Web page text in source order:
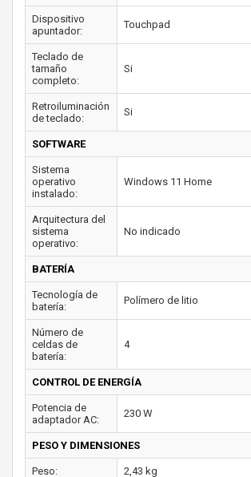
Dispositivo
apuntador:
Touchpad
Teclado de
tamaño
completo:
Si
Retroiluminación
de teclado:
Si
SOFTWARE
Sistema
operativo
instalado:
Windows 11 Home
Arquitectura del
sistema
operativo:
No indicado
BATERÍA
Tecnología de
batería:
Polímero de litio
Número de
celdas de
batería:
4
CONTROL DE ENERGÍA
Potencia de
adaptador AC:
230 W
PESO Y DIMENSIONES
Peso: 2,43 kg